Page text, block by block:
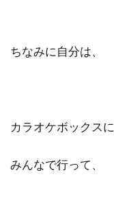
ちなみに自分は、
カラオケボックスに
みんなで行って、